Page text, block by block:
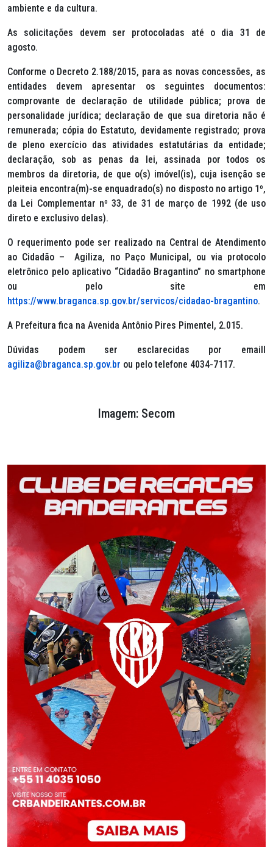
ambiente e da cultura.
As solicitações devem ser protocoladas até o dia 31 de
agosto.
Conforme o Decreto 2.188/2015, para as novas concessões, as
entidades devem apresentar os seguintes documentos:
comprovante de declaração de utilidade pública; prova de
personalidade jurídica; declaração de que sua diretoria não é
remunerada; cópia do Estatuto, devidamente registrado; prova
de pleno exercício das atividades estatutárias da entidade;
declaração, sob as penas da lei, assinada por todos os
membros da diretoria, de que o(s) imóvel(is), cuja isenção se
pleiteia encontra(m)-se enquadrado(s) no disposto no artigo 1º,
da Lei Complementar nº 33, de 31 de março de 1992 (de uso
direto e exclusivo delas).
O requerimento pode ser realizado na Central de Atendimento
ao Cidadão – Agiliza, no Paço Municipal, ou via protocolo
eletrônico pelo aplicativo “Cidadão Bragantino” no smartphone
ou pelo site em
https://www.braganca.sp.gov.br/servicos/cidadao-bragantino.
A Prefeitura fica na Avenida Antônio Pires Pimentel, 2.015.
Dúvidas podem ser esclarecidas por emaill
agiliza@braganca.sp.gov.br ou pelo telefone 4034-7117.
Imagem: Secom